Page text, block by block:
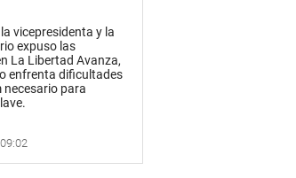
vicepresidenta y la
expuso las
La Libertad Avanza,
enfrenta dificultades
necesario para